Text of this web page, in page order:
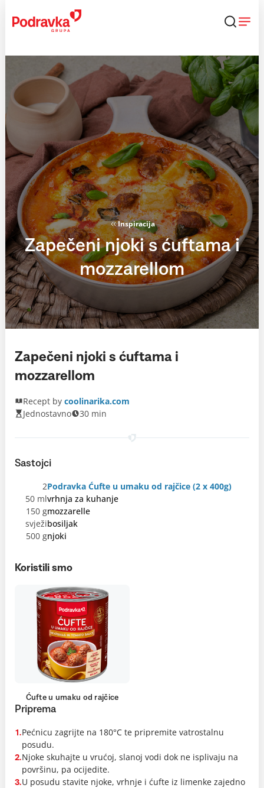
content
Inspiracija
Zapečeni njoki s ćuftama i
mozzarellom
Zapečeni njoki s ćuftama i
mozzarellom
Recept by coolinarika.com
Jednostavno
30 min
Sastojci
2Podravka Ćufte u umaku od rajčice (2 x 400g)
50 mlvrhnja za kuhanje
150 gmozzarelle
svježibosiljak
500 gnjoki
Koristili smo
Ćufte u umaku od rajčice
Priprema
1.Pećnicu zagrijte na 180°C te pripremite vatrostalnu
posudu.
2.Njoke skuhajte u vrućoj, slanoj vodi dok ne isplivaju na
površinu, pa ocijedite.
3.U posudu stavite njoke, vrhnje i ćufte iz limenke zajedno